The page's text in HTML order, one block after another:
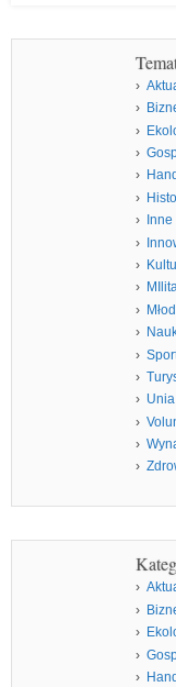
Inne